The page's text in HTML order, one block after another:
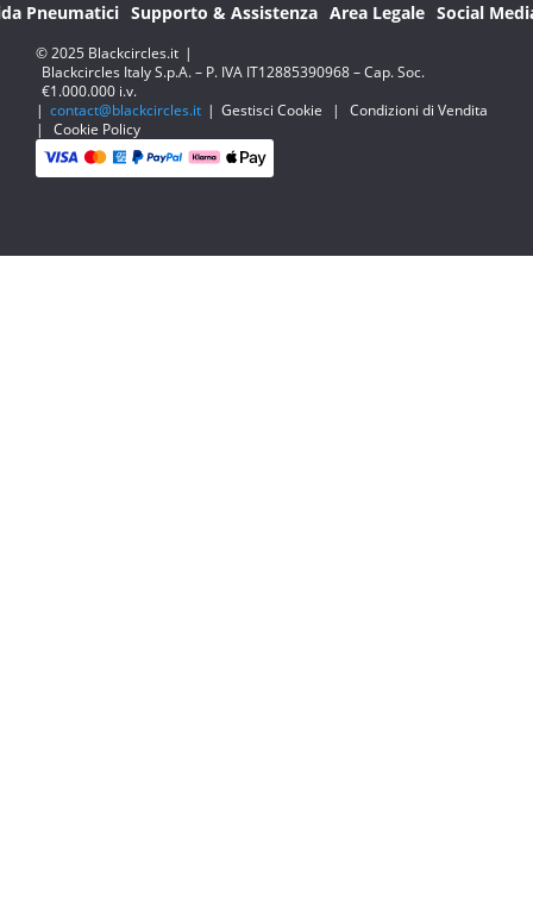
Pneumatici Supporto & Assistenza Area Legale Social
© 2025 Blackcircles.it |
Blackcircles Italy S.p.A. – P. IVA IT12885390968 – Cap. Soc.
€1.000.000 i.v.
| contact@blackcircles.it | Gestisci Cookie |
Condizioni di Vendita
|
Cookie Policy